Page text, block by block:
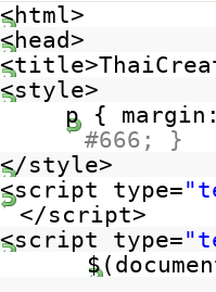
<html>
<head>
<style>
p {
#666; }
</style>
<script type=
</script>
<script type=